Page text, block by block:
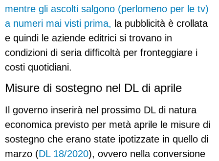
mentre gli ascolti salgono (perlomeno per le tv)
a numeri mai visti prima, la pubblicità è crollata
e quindi le aziende editrici si trovano in
condizioni di seria difficoltà per fronteggiare i
costi quotidiani.
Misure di sostegno nel DL di aprile
Il governo inserirà nel prossimo DL di natura
economica previsto per metà aprile le misure di
sostegno che erano state ipotizzate in quello di
marzo (DL 18/2020), ovvero nella conversione